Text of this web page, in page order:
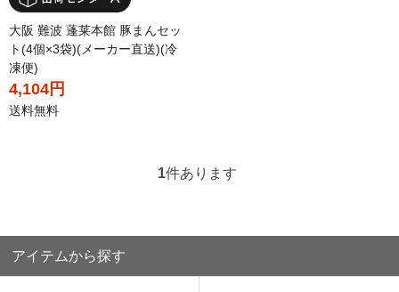
大阪 難波 蓬莱本館 豚まんセッ
ト(4個×3袋)(メーカー直送)(冷
凍便)
4,104円
送料無料
1件あります
アイテムから探す